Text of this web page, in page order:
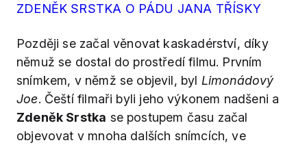
ZDENĚK SRSTKA O PÁDU JANA TŘÍSKY
Později se začal věnovat kaskadérství, díky
němuž se dostal do prostředí filmu. Prvním
snímkem, v němž se objevil, byl Limonádový
Joe. Čeští filmaři byli jeho výkonem nadšeni a
Zdeněk Srstka se postupem času začal
objevovat v mnoha dalších snímcích, ve